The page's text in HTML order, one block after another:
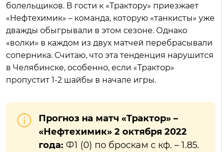
болельщиков. В гости к «Трактору» приезжает
«Нефтехимик» – команда, которую «танкисты» уже
дважды обыгрывали в этом сезоне. Однако
«волки» в каждом из двух матчей перебрасывали
соперника. Считаю, что эта тенденция нарушится
в Челябинске, особенно, если «Трактор»
пропустит 1-2 шайбы в начале игры.
Прогноз на матч «Трактор» –
«Нефтехимик» 2 октября 2022
года: Ф1 (0) по броскам с кф. – 1.85.